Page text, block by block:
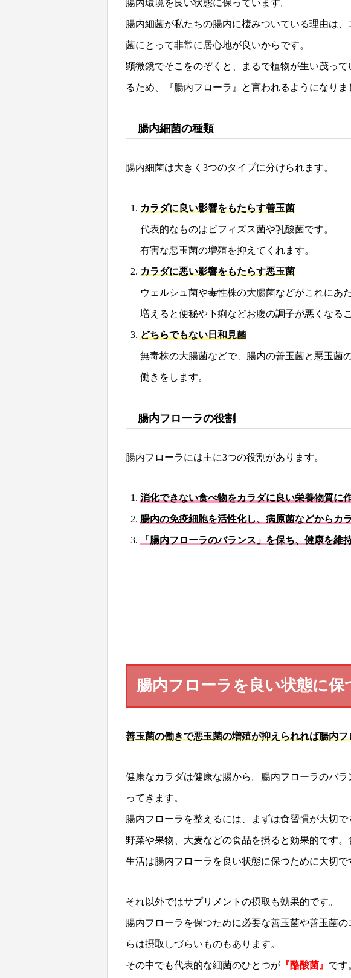
腸内環境を良い状態に保っています。
腸内細菌が私たちの腸内に棲みついている理由は
菌にとって非常に居心地が良いからです。
顕微鏡でそこをのぞくと、まるで植物が生い茂っ
るため、『腸内フローラ』と言われるようになりま
腸内細菌の種類
腸内細菌は大きく3つのタイプに分けられます。
カラダに良い影響をもたらす善玉菌
代表的なものはビフィズス菌や乳酸菌です。
有害な悪玉菌の増殖を抑えてくれます。
カラダに悪い影響をもたらす悪玉菌
ウェルシュ菌や毒性株の大腸菌などがこれにあ
増えると便秘や下痢などお腹の調子が悪くなるこ
どちらでもない日和見菌
無毒株の大腸菌などで、腸内の善玉菌と悪玉菌
働きをします。
腸内フローラの役割
腸内フローラには主に3つの役割があります。
消化できない食べ物をカラダに良い栄養物質に
腸内の免疫細胞を活性化し、病原菌などからカ
「腸内フローラのバランス」を保ち、健康を維
腸内フローラを良い状態に保
善玉菌の働きで悪玉菌の増殖が抑えられれば腸内フ
健康なカラダは健康な腸から。腸内フローラのバ
ってきます。
腸内フローラを整えるには、まずは食習慣が大切
野菜や果物、大麦などの食品を摂ると効果的です
生活は腸内フローラを良い状態に保つために大切で
それ以外ではサプリメントの摂取も効果的です。
腸内フローラを保つために必要な善玉菌や善玉菌
らは摂取しづらいものもあります。
その中でも代表的な細菌のひとつが 『酪酸菌』 です